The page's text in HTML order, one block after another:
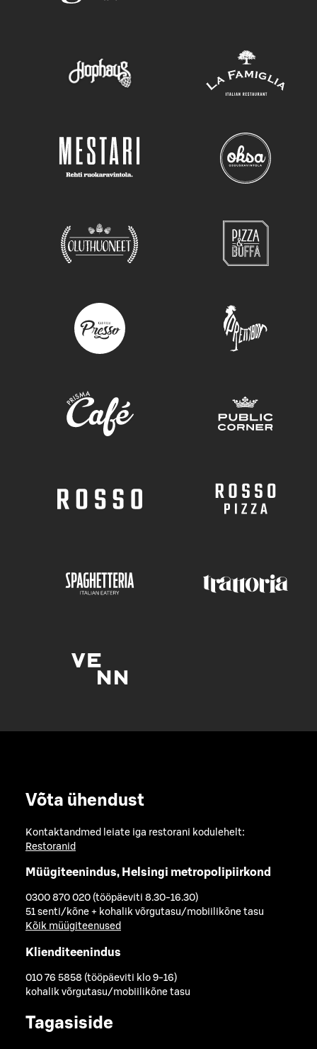
Võta ühendust
Kontaktandmed leiate iga restorani kodulehelt:
Restoranid
Müügiteenindus, Helsingi metropolipiirkond
0300 870 020 (tööpäeviti 8.30-16.30)
51 senti/kõne + kohalik võrgutasu/mobiilikõne tasu
Kõik müügiteenused
Klienditeenindus
010 76 5858 (tööpäeviti klo 9-16)
kohalik võrgutasu/mobiilikõne tasu
Tagasiside